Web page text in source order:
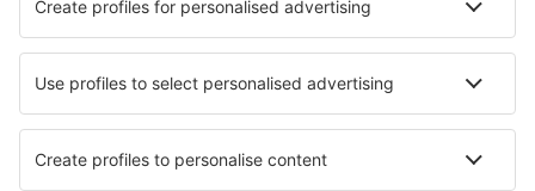
Přečtěte si více
Garance nejnižší ceny
Mobilní aplikace
Letecké společnosti
Ryanair